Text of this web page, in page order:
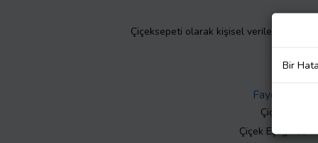
Çiçeksepeti olarak kişisel verilerinizin
Faydalı Bilgiler
Çiçek Bakımı
Çiçek Eşliğinde
Bir